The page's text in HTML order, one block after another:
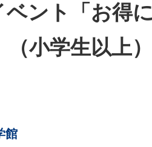
ベント「お得
（小学生以
館